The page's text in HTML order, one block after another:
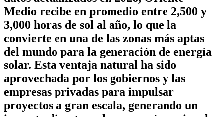
Medio recibe en promedio entre 2,500 y
3,000 horas de sol al año, lo que la
convierte en una de las zonas más aptas
del mundo para la generación de energía
solar. Esta ventaja natural ha sido
aprovechada por los gobiernos y las
empresas privadas para impulsar
proyectos a gran escala, generando un